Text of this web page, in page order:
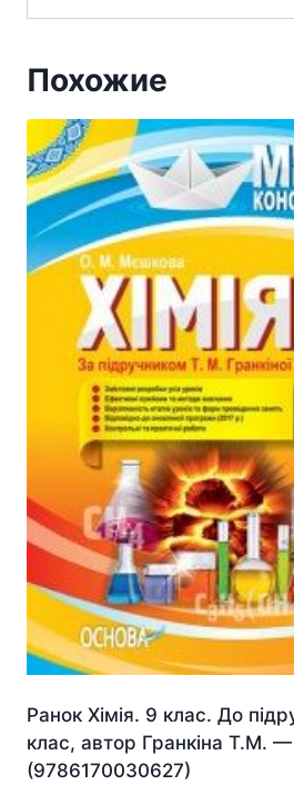
Похожие
Ранок Хімія. 9 клас. До
клас, автор Гранкіна Т.М.
(9786170030627)